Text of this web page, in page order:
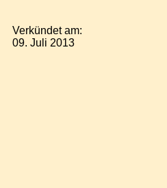
Verkündet am:
09. Juli 2013